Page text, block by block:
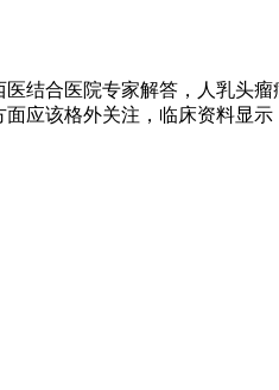
结合医院专家解答，人乳头
应该格外关注，临床资料显